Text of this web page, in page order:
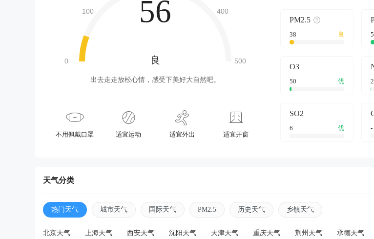
56
良
出去走走放松心情，感受下美好大自然吧。
不用佩戴口罩 适宜运动 适宜外出 适宜开窗
PM2.5
38 良
O3
50 优
SO2
6 优 -
天气分类
热门天气 城市天气 国际天气 PM2.5 历史天气 乡镇天气
北京天气 上海天气 西安天气 沈阳天气 天津天气 重庆天气 荆州天气 承德天气